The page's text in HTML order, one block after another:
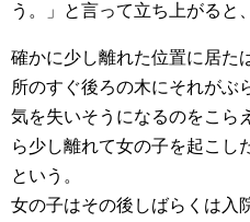
う。」と言って立ち上がると
確かに少し離れた位置に居た
所のすぐ後ろの木にそれがぶ
気を失いそうになるのをこら
ら少し離れて女の子を起こし
という。
女の子はその後しばらくは入